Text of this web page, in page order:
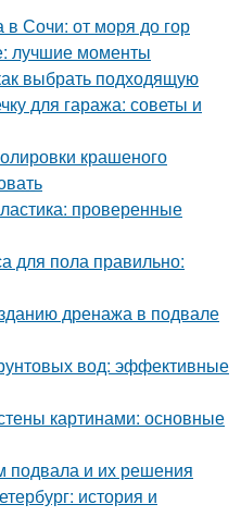
Сочи: от моря до гор
лучшие моменты
выбрать подходящую
для гаража: советы и
крашеного
проверенные
для пола правильно:
дренажа в подвале
вод: эффективные
картинами: основные
и их решения
история и